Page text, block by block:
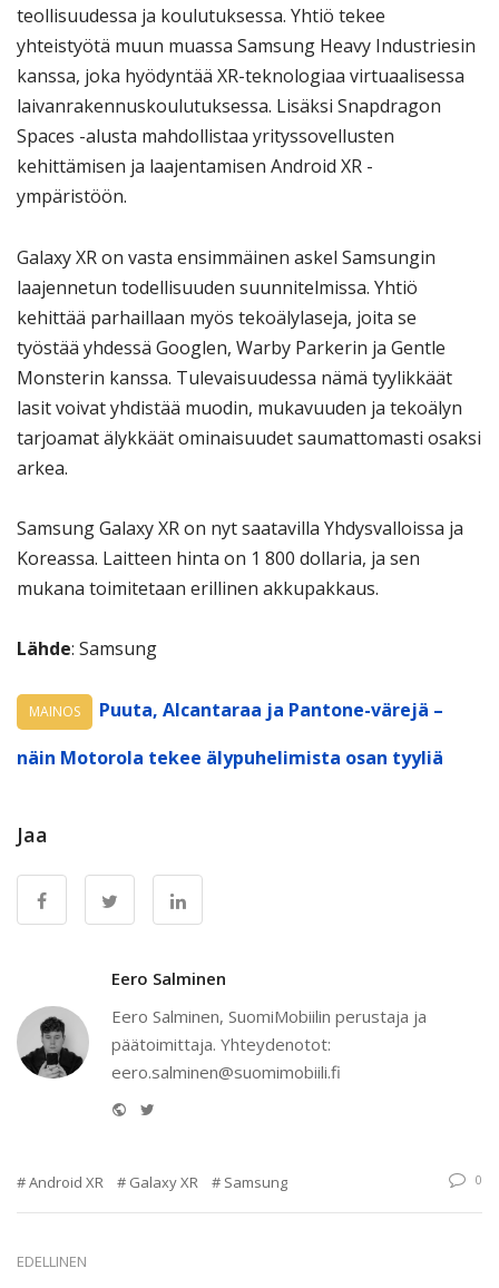
teollisuudessa ja koulutuksessa. Yhtiö tekee
yhteistyötä muun muassa Samsung Heavy Industriesin
kanssa, joka hyödyntää XR-teknologiaa virtuaalisessa
laivanrakennuskoulutuksessa. Lisäksi Snapdragon
Spaces -alusta mahdollistaa yrityssovellusten
kehittämisen ja laajentamisen Android XR -
ympäristöön.
Galaxy XR on vasta ensimmäinen askel Samsungin
laajennetun todellisuuden suunnitelmissa. Yhtiö
kehittää parhaillaan myös tekoälylaseja, joita se
työstää yhdessä Googlen, Warby Parkerin ja Gentle
Monsterin kanssa. Tulevaisuudessa nämä tyylikkäät
lasit voivat yhdistää muodin, mukavuuden ja tekoälyn
tarjoamat älykkäät ominaisuudet saumattomasti osaksi
arkea.
Samsung Galaxy XR on nyt saatavilla Yhdysvalloissa ja
Koreassa. Laitteen hinta on 1 800 dollaria, ja sen
mukana toimitetaan erillinen akkupakkaus.
Lähde: Samsung
MAINOS
Puuta, Alcantaraa ja Pantone-värejä –
näin Motorola tekee älypuhelimista osan tyyliä
Jaa
Eero Salminen
Eero Salminen, SuomiMobiilin perustaja ja
päätoimittaja. Yhteydenotot:
eero.salminen@suomimobiili.fi
Website
Android XR Galaxy XR Samsung 0
EDELLINEN